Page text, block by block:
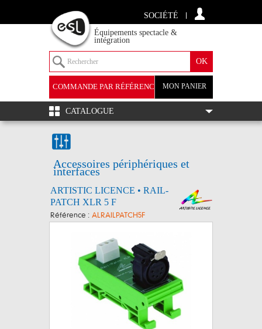
SOCIÉTÉ
Équipements spectacle &
intégration
MON PANIER
COMMANDE PAR RÉFÉRENCE
+
CATALOGUE
Accessoires périphériques et
interfaces
ARTISTIC LICENCE • RAIL-
PATCH XLR 5 F
Référence : ALRAILPATCH5F